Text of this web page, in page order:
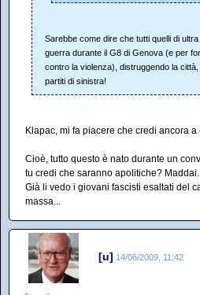
Sarebbe come dire che tutti quelli di
guerra durante il G8 di Genova (e per
contro la violenza), distruggendo la
partiti di sinistra!
Klapac, mi fa piacere che credi ancora a
Cioè, tutto questo è nato durante un
tu credi che saranno apolitiche?
Già li vedo i giovani fascisti esaltati del
massa...
[u] 14/06/2009, 11:42